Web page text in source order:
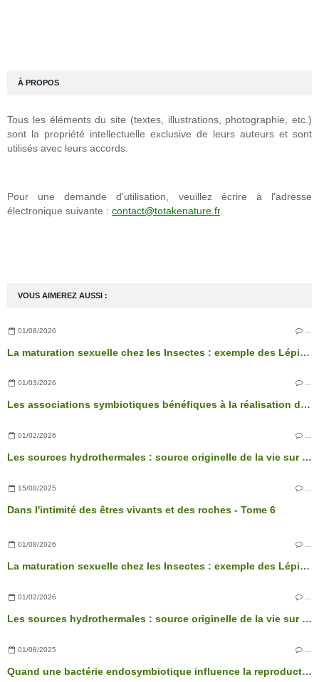
VOUS AIMEREZ AUSSI :
01/08/2026
La maturation sexuelle chez les Insectes : exemple des Lépidoptères
01/03/2026 …
Les associations symbiotiques bénéfiques à la réalisation des fonctions physiologiques de l’arbre
01/02/2026
Les sources hydrothermales : source originelle de la vie sur Terre ?
15/08/2025
Dans l'intimité des êtres vivants et des roches - Tome 6
01/08/2026 …
La maturation sexuelle chez les Insectes : exemple des Lépidoptères
01/02/2026
Les sources hydrothermales : source originelle de la vie sur Terre ?
01/08/2025
Quand une bactérie endosymbiotique influence la reproduction des Arthropodes
À PROPOS
Tous les éléments du site (textes, illustrations, photographie, etc.)
sont la propriété intellectuelle exclusive de leurs auteurs et sont
utilisés avec leurs accords.
Pour une demande d'utilisation, veuillez écrire à l'adresse
électronique suivante : contact@totakenature.fr